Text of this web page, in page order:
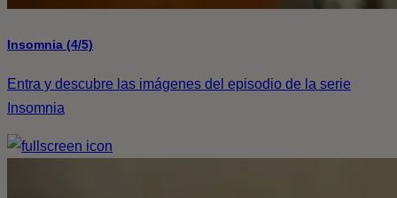
Insomnia (4/5)
Entra y descubre las imágenes del episodio de la serie
Insomnia